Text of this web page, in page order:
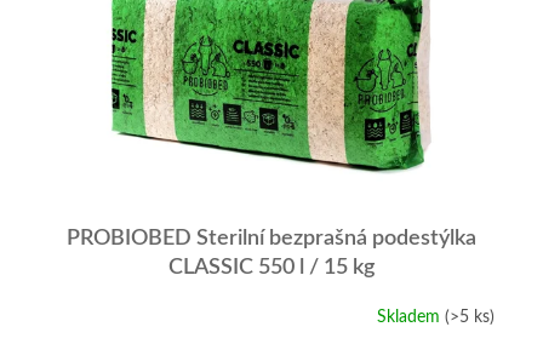
PROBIOBED Sterilní bezprašná podestýlka
CLASSIC 550 l / 15 kg
Skladem(>5 ks)